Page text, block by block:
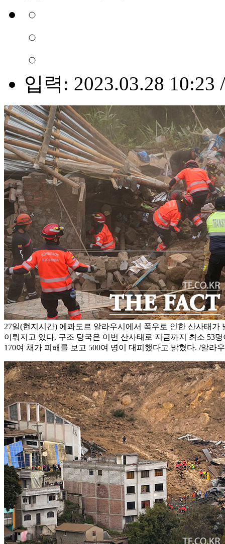
입력: 2023.03.28 10:23
27일(현지시간) 에콰도르 알라우시에서 폭우로 인한 산사태가
이뤄지고 있다. 구조 당국은 이번 산사태로 지금까지 최소 53
170여 채가 피해를 보고 500여 명이 대피했다고 밝혔다. /알라